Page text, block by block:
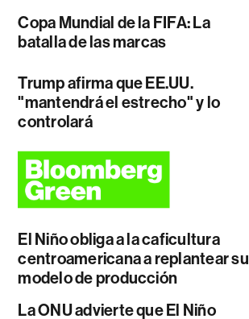
Copa Mundial de la FIFA: La
batalla de las marcas
Trump afirma que EE.UU.
"mantendrá el estrecho" y lo
controlará
El Niño obliga a la caficultura
centroamericana a replantear su
modelo de producción
La ONU advierte que El Niño